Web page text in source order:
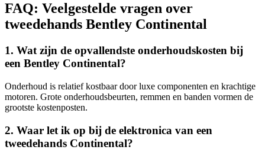
FAQ: Veelgestelde vragen over
tweedehands Bentley Continental
1. Wat zijn de opvallendste onderhoudskosten bij
een Bentley Continental?
Onderhoud is relatief kostbaar door luxe componenten en krachtige
motoren. Grote onderhoudsbeurten, remmen en banden vormen de
grootste kostenposten.
2. Waar let ik op bij de elektronica van een
tweedehands Continental?